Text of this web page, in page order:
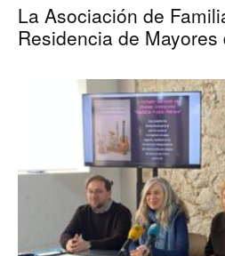
La Asociación de
Residencia de